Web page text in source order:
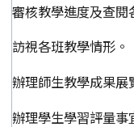
審核教學進度及查閱
訪視各班教學情形。
辦理師生教學成果展
辦理學生學習評量事